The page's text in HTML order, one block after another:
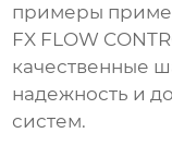
примеры
FX FLOW
качественные
надежность и
систем.